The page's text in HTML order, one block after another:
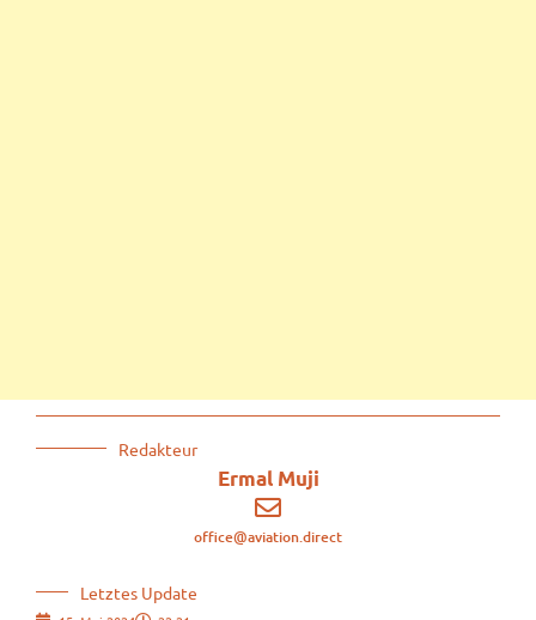
Redakteur
Ermal Muji
office@aviation.direct
Letztes Update